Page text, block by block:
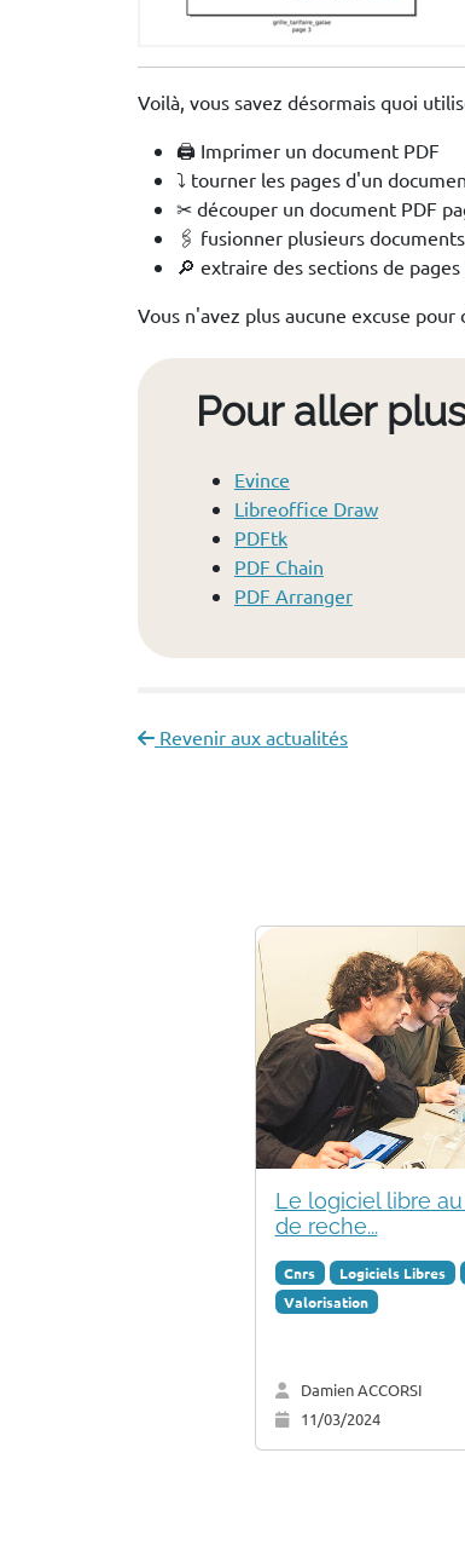
Voilà, vous savez désormais quoi
🖨 Imprimer un document PDF
⤵ tourner les pages d'un
✂ découper un document PDF
🖇 fusionner plusieurs
🔎 extraire des sections de
Vous n'avez plus aucune excuse
Pour aller
Evince
Libreoffice Draw
PDFtk
PDF Chain
PDF Arranger
Revenir aux actualités
Le logiciel libre
de reche...
Cnrs Logiciels Libres
Valorisation
Damien ACCORSI
11/03/2024